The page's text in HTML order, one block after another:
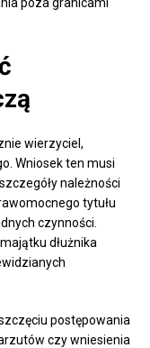
wierzyciel,
Wniosek ten musi
należności
tytułu
czynności.
dłużnika
postępowania
czy wniesienia